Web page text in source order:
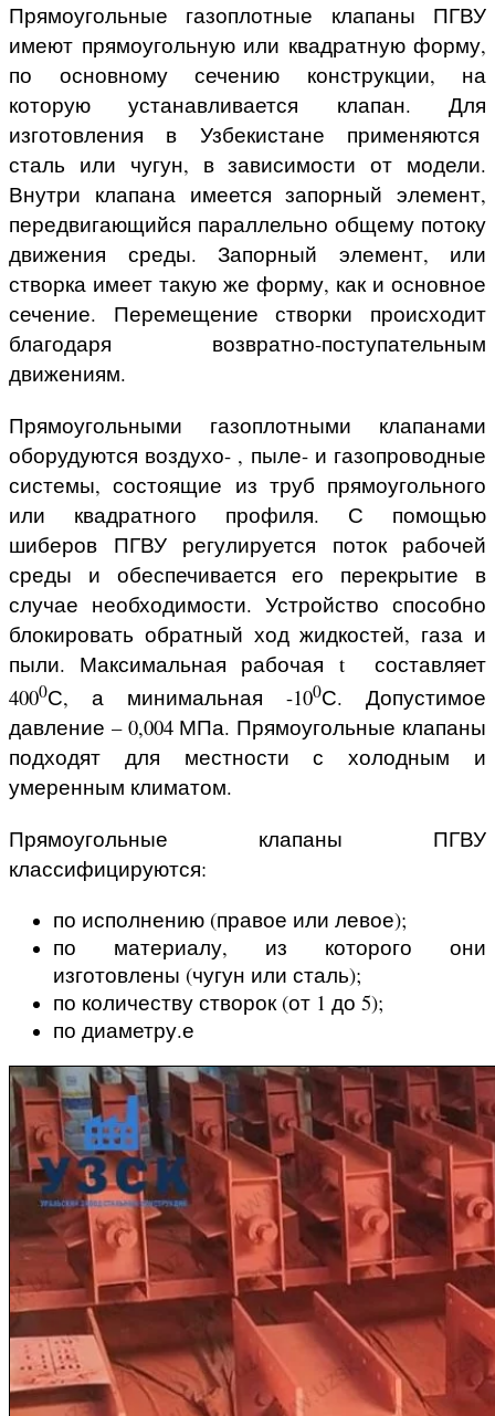
Прямоугольные газоплотные клапаны ПГВУ
имеют прямоугольную или квадратную форму,
по основному сечению конструкции, на
которую устанавливается клапан. Для
изготовления в Узбекистане применяются
сталь или чугун, в зависимости от модели.
Внутри клапана имеется запорный элемент,
передвигающийся параллельно общему потоку
движения среды. Запорный элемент, или
створка имеет такую же форму, как и основное
сечение. Перемещение створки происходит
благодаря возвратно-поступательным
движениям.
Прямоугольными газоплотными клапанами
оборудуются воздухо- , пыле- и газопроводные
системы, состоящие из труб прямоугольного
или квадратного профиля. С помощью
шиберов ПГВУ регулируется поток рабочей
среды и обеспечивается его перекрытие в
случае необходимости. Устройство способно
блокировать обратный ход жидкостей, газа и
пыли. Максимальная рабочая t составляет
4000С, а минимальная -100С. Допустимое
давление – 0,004 МПа. Прямоугольные клапаны
подходят для местности с холодным и
умеренным климатом.
Прямоугольные клапаны ПГВУ
классифицируются:
по исполнению (правое или левое);
по материалу, из которого они
изготовлены (чугун или сталь);
по количеству створок (от 1 до 5);
по диаметру.е